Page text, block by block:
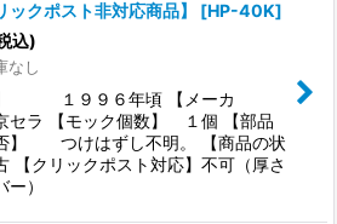
クポスト非対応商品】
[HP-40K]
込)
なし
】 １９９６年頃 【メーカ
ラ 【モック個数】 １個 【部品
】 つけはずし不明。 【商品の状
クリックポスト対応】不可（厚さ
）